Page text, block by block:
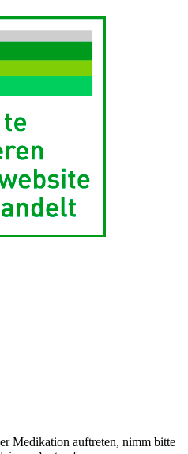
Medikation auftreten, nimm bitte